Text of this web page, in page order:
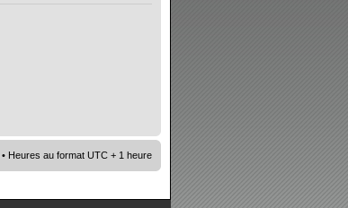
• Heures au format UTC + 1 heure